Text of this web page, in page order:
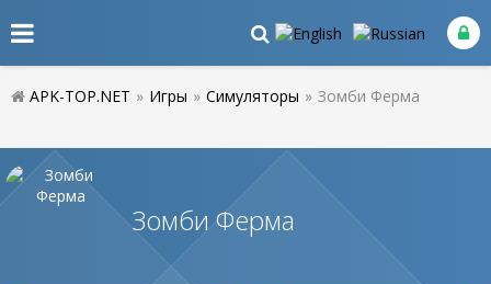
APK-TOP.NET » Игры » Симуляторы » Зомби Ферма
Зомби Ферма